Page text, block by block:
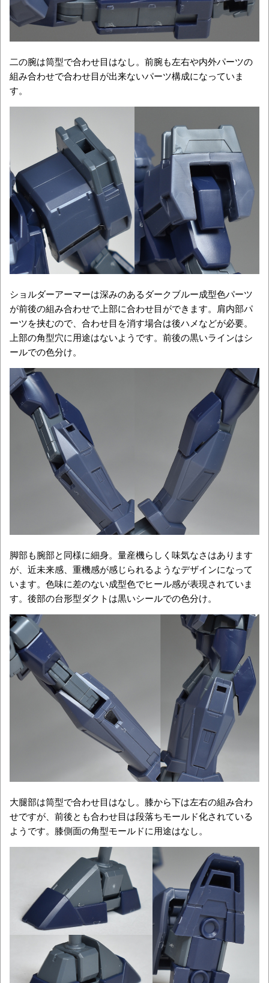
二の腕は筒型で合わせ目はなし。前腕も左右や内外パーツの
組み合わせで合わせ目が出来ないパーツ構成になっていま
す。
ショルダーアーマーは深みのあるダークブルー成型色パーツ
が前後の組み合わせで上部に合わせ目ができます。肩内部パ
ーツを挟むので、合わせ目を消す場合は後ハメなどが必要。
上部の角型穴に用途はないようです。前後の黒いラインはシ
ールでの色分け。
脚部も腕部と同様に細身。量産機らしく味気なさはあります
が、近未来感、重機感が感じられるようなデザインになって
います。色味に差のない成型色でヒール感が表現されていま
す。後部の台形型ダクトは黒いシールでの色分け。
大腿部は筒型で合わせ目はなし。膝から下は左右の組み合わ
せですが、前後とも合わせ目は段落ちモールド化されている
ようです。膝側面の角型モールドに用途はなし。